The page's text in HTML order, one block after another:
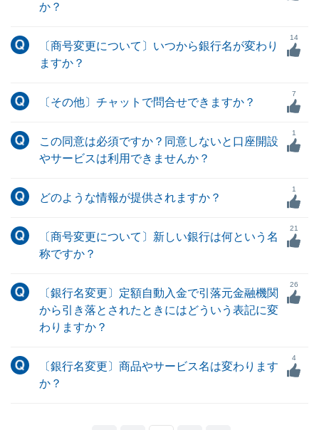
か？
〔商号変更について〕いつから銀行名が変わり
ますか？
14
〔その他〕チャットで問合せできますか？
7
この同意は必須ですか？同意しないと口座開設
やサービスは利用できませんか？
1
どのような情報が提供されますか？
1
〔商号変更について〕新しい銀行は何という名
称ですか？
21
〔銀行名変更〕定額自動入金で引落元金融機関
から引き落とされたときにはどういう表記に変
わりますか？
26
〔銀行名変更〕商品やサービス名は変わります
か？
4